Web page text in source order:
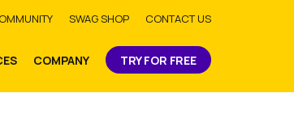
SWAG SHOP CONTACT US
COMPANY TRY FOR FREE